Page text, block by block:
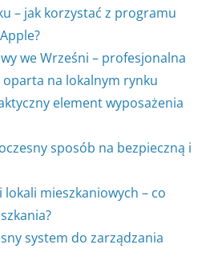
– jak korzystać z programu
we Wrześni – profesjonalna
na lokalnym rynku
element wyposażenia
sposób na bezpieczną i
mieszkaniowych – co
system do zarządzania